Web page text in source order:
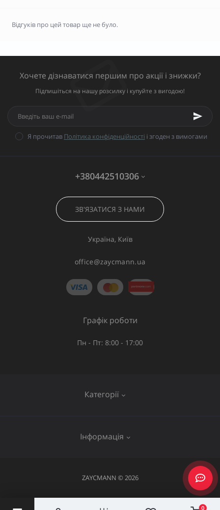
0
Відгуків про цей товар ще не було.
Хочете дізнаватися першим про акції і знижки?
Підпишіться на нашу розсилку і купуйте з вигодою!
Я прочитав Політика конфіденційності і згоден з вимогами
+380442510306
ЗВ'ЯЗАТИСЯ З НАМИ
Україна, Київ
office@zaycmann.ua
Категорії
Інформація
Послуги
Графік роботи
Пн - Пт: 8:00 - 17:00
ZAYCMANN © 2026